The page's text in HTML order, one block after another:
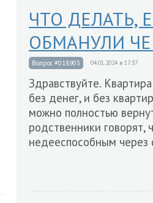
ЧТО ДЕЛАТЬ,
ОБМАНУЛИ
Вопрос #018903 04.01.2024 в 17:37
Здравствуйте.
без денег, и без
можно полностью
родственники говорят,
недееспособным через